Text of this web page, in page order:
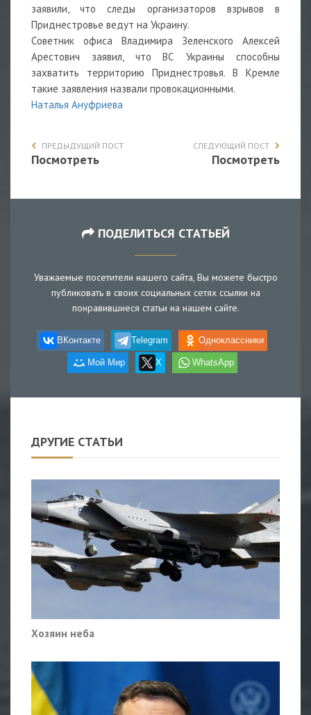
заявили, что следы организаторов взрывов в
Приднестровье ведут на Украину.
Советник офиса Владимира Зеленского Алексей
Арестович заявил, что ВС Украины способны
захватить территорию Приднестровья. В Кремле
такие заявления назвали провокационными.
Наталья Ануфриева
ПРЕДЫДУЩИЙ ПОСТ
Посмотреть
СЛЕДУЮЩИЙ ПОСТ
Посмотреть
ПОДЕЛИТЬСЯ СТАТЬЕЙ
Уважаемые посетители нашего сайта, Вы можете быстро
публиковать в своих социальных сетях ссылки на
понравившиеся статьи на нашем сайте.
ВКонтакте Telegram Одноклассники
Мой Мир X WhatsApp
ДРУГИЕ СТАТЬИ
Хозяин неба